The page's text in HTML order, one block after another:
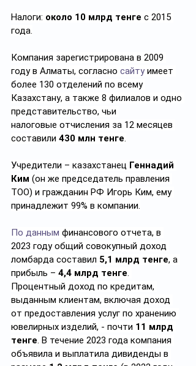
Налоги: около 10 млрд тенге с 2015
года.
Компания зарегистрирована в 2009
году в Алматы, согласно сайту имеет
более 130 отделений по всему
Казахстану, а также 8 филиалов и одно
представительство, чьи
налоговые отчисления за 12 месяцев
составили 430 млн тенге.
Учредители – казахстанец Геннадий
Ким (он же председатель правления
ТОО) и гражданин РФ Игорь Ким, ему
принадлежит 99% в компании.
По данным финансового отчета, в
2023 году общий совокупный доход
ломбарда составил 5,1 млрд тенге, а
прибыль – 4,4 млрд тенге.
Процентный доход по кредитам,
выданным клиентам, включая доход
от предоставления услуг по хранению
ювелирных изделий, - почти 11 млрд
тенге. В течение 2023 года компания
объявила и выплатила дивиденды в